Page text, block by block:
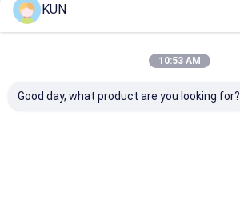
Sản Phẩm Khuyến Cáo
KUN
10:53 AM
Good day, what product are you looking for?